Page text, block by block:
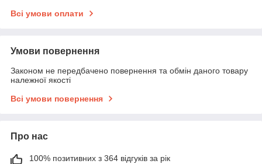
Всі умови оплати
Умови повернення
Законом не передбачено повернення та обмін даного товару
належної якості
Всі умови повернення
Про нас
100% позитивних з 364 відгуків за рік